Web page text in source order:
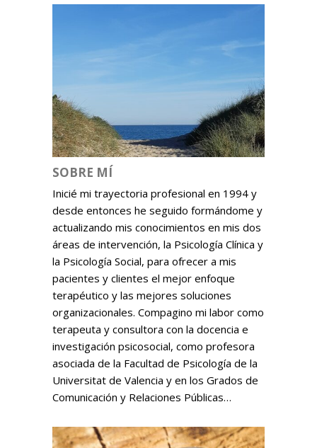
SOBRE MÍ
Inicié mi trayectoria profesional en 1994 y
desde entonces he seguido formándome y
actualizando mis conocimientos en mis dos
áreas de intervención, la Psicología Clínica y
la Psicología Social, para ofrecer a mis
pacientes y clientes el mejor enfoque
terapéutico y las mejores soluciones
organizacionales. Compagino mi labor como
terapeuta y consultora con la docencia e
investigación psicosocial, como profesora
asociada de la Facultad de Psicología de la
Universitat de Valencia y en los Grados de
Comunicación y Relaciones Públicas…